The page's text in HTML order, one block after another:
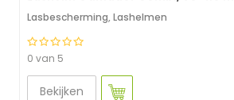
Lasbescherming, Lashelmen
0 van 5
Bekijken